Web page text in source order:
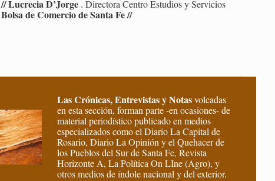
// Lu­cre­cia D’Jorge. Di­rec­to­ra Cen­tro Es­tu­dios y Ser­vi­cios
Bolsa de Co­mer­cio de Santa Fe //
Las Crónicas, Entrevistas y Notasvolcadas
en esta sección, forman parte -en ocasiones- de
material periodístico publicado en medios
especializados como el Diario La Capital de
Rosario, Diario La Opinión y el Quehacer de
los Pueblos del Sur de Santa Fe, Revista
Horizonte A, La Política On LIne (Agro), y
otros medios de índole nacional y del exterior.